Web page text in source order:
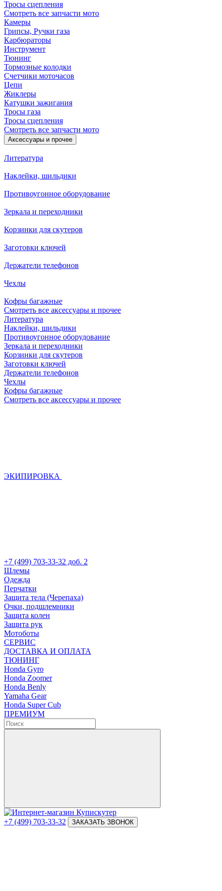
Тросы сцепления
Смотреть все запчасти мото
Камеры
Грипсы, Ручки газа
Карбюраторы
Инструмент
Тюнинг
Тормозные колодки
Счетчики моточасов
Цепи
Жиклеры
Катушки зажигания
Тросы газа
Тросы сцепления
Смотреть все запчасти мото
Аксессуары и прочее
Литература
Наклейки, шильдики
Противоугонное оборудование
Зеркала и переходники
Корзинки для скутеров
Заготовки ключей
Держатели телефонов
Чехлы
Кофры багажные
Смотреть все аксессуары и прочее
Литература
Наклейки, шильдики
Противоугонное оборудование
Зеркала и переходники
Корзинки для скутеров
Заготовки ключей
Держатели телефонов
Чехлы
Кофры багажные
Смотреть все аксессуары и прочее
ЭКИПИРОВКА
+7 (499) 703-33-32 доб. 2
Шлемы
Одежда
Перчатки
Защита тела (Черепаха)
Очки, подшлемники
Защита колен
Защита рук
Мотоботы
СЕРВИС
ДОСТАВКА И ОПЛАТА
ТЮНИНГ
Honda Gyro
Honda Zoomer
Honda Benly
Yamaha Gear
Honda Super Cub
ПРЕМИУМ
+7 (499) 703-33-32 ЗАКАЗАТЬ ЗВОНОК